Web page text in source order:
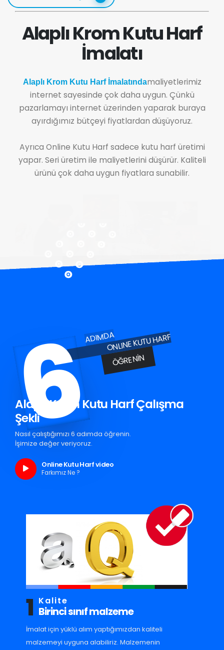
Alaplı Krom Kutu Harf
İmalatı
Alaplı Krom Kutu Harf İmalatındamaliyetlerimiz
internet sayesinde çok daha uygun. Çünkü
pazarlamayı internet üzerinden yaparak buraya
ayırdığımız bütçeyi fiyatlardan düşüyoruz.
Ayrıca Online Kutu Harf sadece kutu harf üretimi
yapar. Seri üretim ile maliyetlerini düşürür. Kaliteli
ürünü çok daha uygun fiyatlara sunabilir.
6ADIMDAONLINE KUTU HARF
ÖĞRENIN
Alaplı Krom Kutu Harf Çalışma
Şekli
Nasıl çalıştığımızı 6 adımda öğrenin.
İşimize değer veriyoruz.
Online Kutu Harf video
Farkımız Ne ?
1 Kalite
Birinci sınıf malzeme
İmalat için yüklü alım yaptığımızdan kaliteli
malzemeyi uyguna alabiliriz. Malzemenin